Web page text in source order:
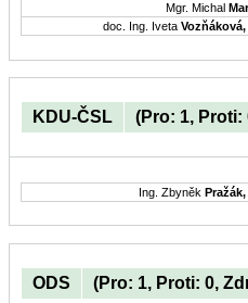
Mgr. Michal
doc. Ing. Iveta Vozňáková,
KDU-ČSL (Pro: 1, Proti:
Ing. Zbyněk
ODS (Pro: 1, Proti: 0,